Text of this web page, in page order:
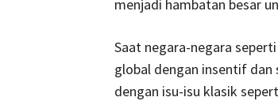
menjadi hambatan besar
Saat negara-negara
global dengan insentif
dengan isu-isu klasik